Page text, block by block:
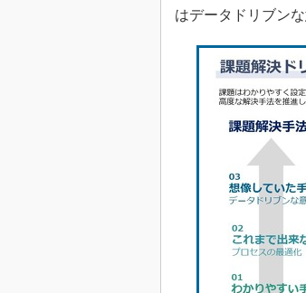
はデータドリブン